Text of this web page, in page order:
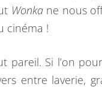
Wonkane nous
cinéma !
pareil. Si l’on
entre laverie,